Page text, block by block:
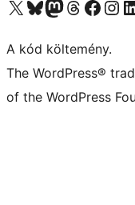
Visit our X (formerly Twitter) account
Visit our Bluesky account
TwitterVisit our Threads account
Facebook
Visit our
A kód költemény.
The WordPress®
of the WordPress